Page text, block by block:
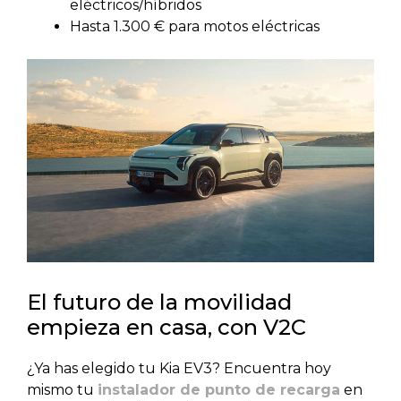
eléctricos/híbridos
Hasta 1.300 € para motos eléctricas
El futuro de la movilidad
empieza en casa, con V2C
¿Ya has elegido tu Kia EV3? Encuentra hoy
mismo tu instalador de punto de recarga en